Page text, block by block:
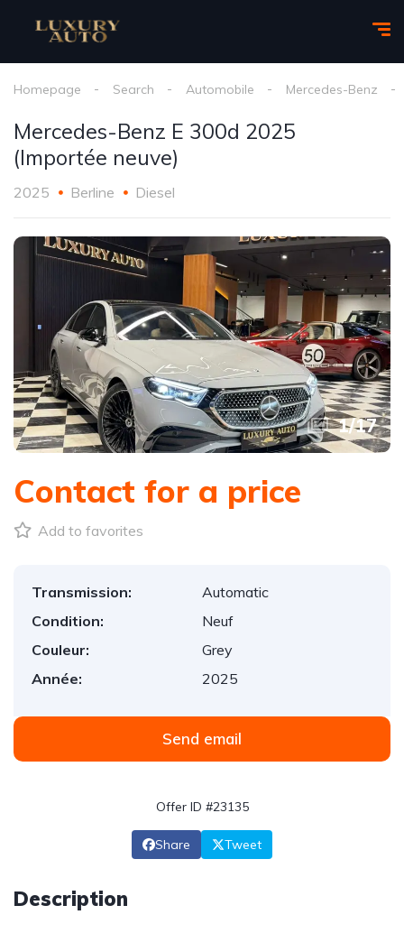
Homepage Search Automobile Mercedes-Benz
Mercedes-Benz E 300d 2025
(Importée neuve)
2025 Berline Diesel
1/17
Contact for a price
Add to favorites
Transmission:
Automatic
Condition:
Neuf
Couleur:
Grey
Année:
2025
Send email
Offer ID #23135
Share Tweet
Description